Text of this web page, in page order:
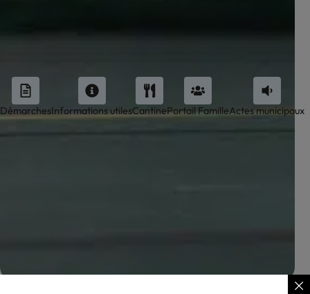
DémarchesInformations utilesCantinePortail FamilleActes municipaux